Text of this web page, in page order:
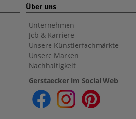
Über uns
Unternehmen
Job & Karriere
Unsere Künstlerfachmärkte
Unsere Marken
Nachhaltigkeit
Gerstaecker im Social Web